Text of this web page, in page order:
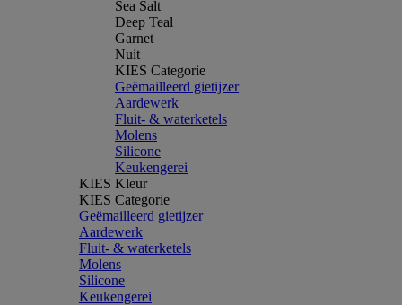
Sea Salt
Deep Teal
Garnet
Nuit
KIES Categorie
Geëmailleerd gietijzer
Aardewerk
Fluit- & waterketels
Molens
Silicone
Keukengerei
KIES Kleur
KIES Categorie
Geëmailleerd gietijzer
Aardewerk
Fluit- & waterketels
Molens
Silicone
Keukengerei